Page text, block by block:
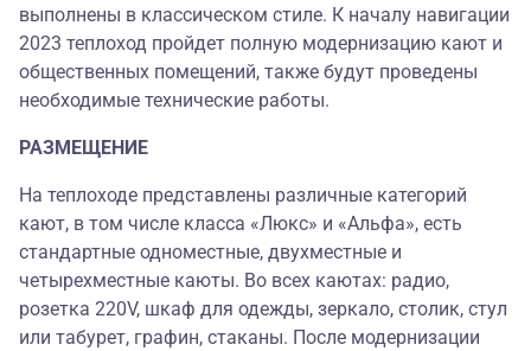
выполнены в классическом стиле. К началу навигации
2023 теплоход пройдет полную модернизацию кают и
общественных помещений, также будут проведены
необходимые технические работы.
РАЗМЕЩЕНИЕ
На теплоходе представлены различные категорий
кают, в том числе класса «Люкс» и «Альфа», есть
стандартные одноместные, двухместные и
четырехместные каюты. Во всех каютах: радио,
розетка 220V, шкаф для одежды, зеркало, столик, стул
или табурет, графин, стаканы. После модернизации